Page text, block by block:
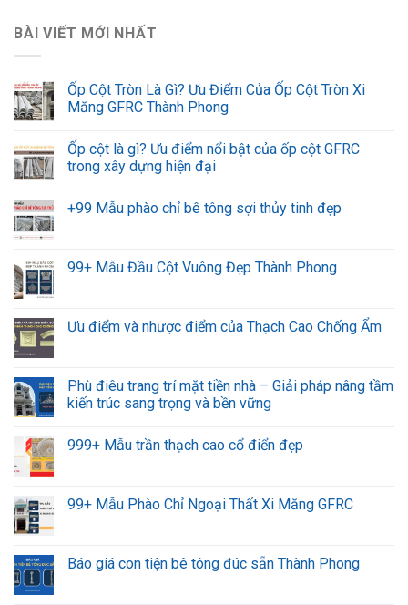
BÀI VIẾT MỚI NHẤT
Ốp Cột Tròn Là Gì? Ưu Điểm Của Ốp Cột Tròn Xi
Măng GFRC Thành Phong
Ốp cột là gì? Ưu điểm nổi bật của ốp cột GFRC
trong xây dựng hiện đại
+99 Mẫu phào chỉ bê tông sợi thủy tinh đẹp
99+ Mẫu Đầu Cột Vuông Đẹp Thành Phong
Ưu điểm và nhược điểm của Thạch Cao Chống Ẩm
Phù điêu trang trí mặt tiền nhà – Giải pháp nâng tầm
kiến trúc sang trọng và bền vững
999+ Mẫu trần thạch cao cổ điển đẹp
99+ Mẫu Phào Chỉ Ngoại Thất Xi Măng GFRC
Báo giá con tiện bê tông đúc sẵn Thành Phong